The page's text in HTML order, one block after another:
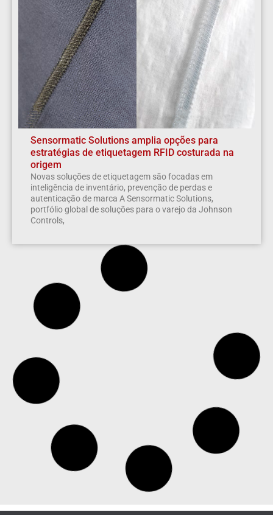
Sensormatic Solutions amplia opções para
estratégias de etiquetagem RFID costurada na
origem
Novas soluções de etiquetagem são focadas em
inteligência de inventário, prevenção de perdas e
autenticação de marca A Sensormatic Solutions,
portfólio global de soluções para o varejo da Johnson
Controls,